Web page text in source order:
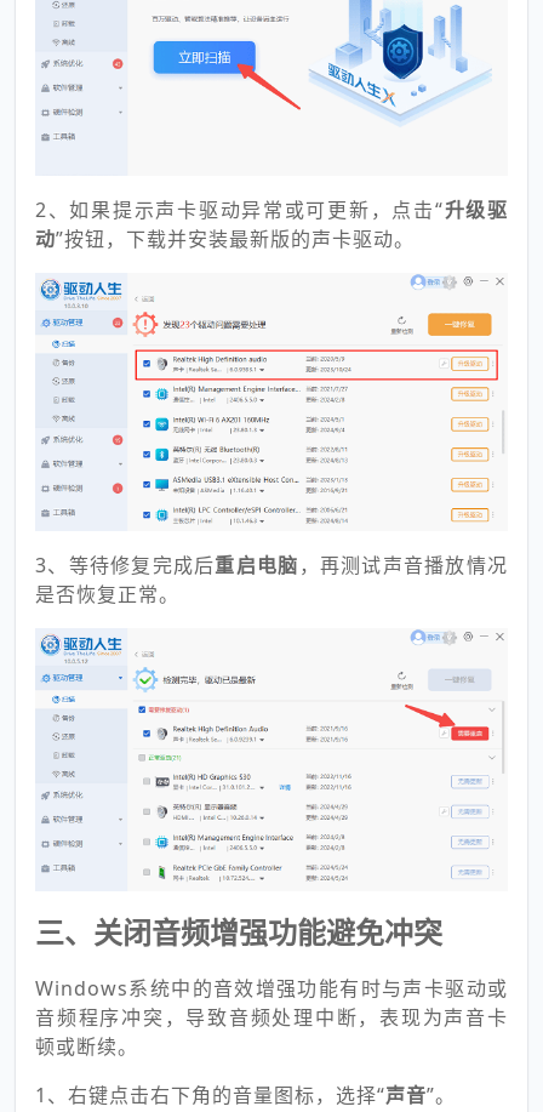
2、如果提示声卡驱动异常或可更新，点击“升级驱
动”按钮，下载并安装最新版的声卡驱动。
3、等待修复完成后重启电脑 ，再测试声音播放情况
是否恢复正常。
三、关闭音频增强功能避免冲突
Windows系统中的音效增强功能有时与声卡驱动或
音频程序冲突，导致音频处理中断，表现为声音卡
顿或断续。
1、右键点击右下角的音量图标，选择“声音”。